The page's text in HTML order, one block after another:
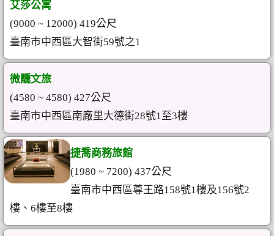
艾莎公寓
(9000 ~ 12000) 419公尺
臺南市中西區大智街59號之1
微醺文旅
(4580 ~ 4580) 427公尺
臺南市中西區南廠里大德街28號1至3樓
捷喬商務旅館
(1980 ~ 7200) 437公尺
臺南市中西區尊王路158號1樓及156號2
樓、6樓至8樓